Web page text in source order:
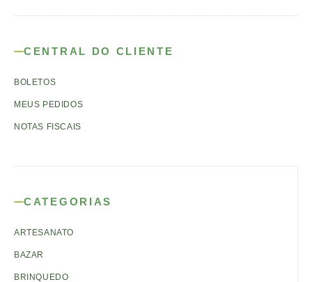
CENTRAL DO CLIENTE
BOLETOS
MEUS PEDIDOS
NOTAS FISCAIS
CATEGORIAS
ARTESANATO
BAZAR
BRINQUEDO